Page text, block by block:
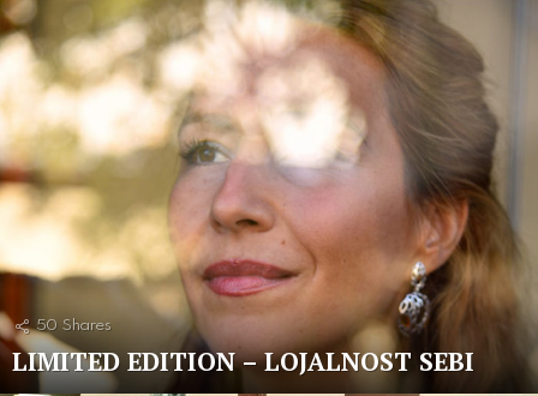
Latest
stories
50 Shares
LIMITED EDITION – LOJALNOST SEBI